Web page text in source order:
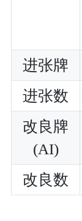
进张牌
进张数
改良牌
(AI)
改良数